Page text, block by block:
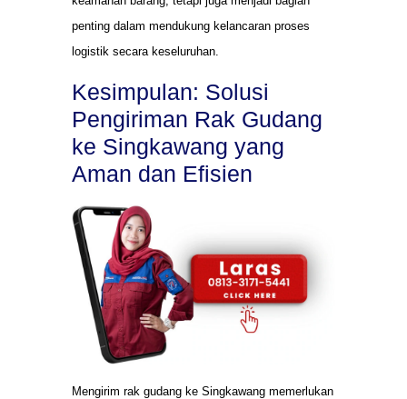
penting dalam mendukung kelancaran proses
logistik secara keseluruhan.
Kesimpulan: Solusi
Pengiriman Rak Gudang
ke Singkawang yang
Aman dan Efisien
Mengirim rak gudang ke Singkawang memerlukan